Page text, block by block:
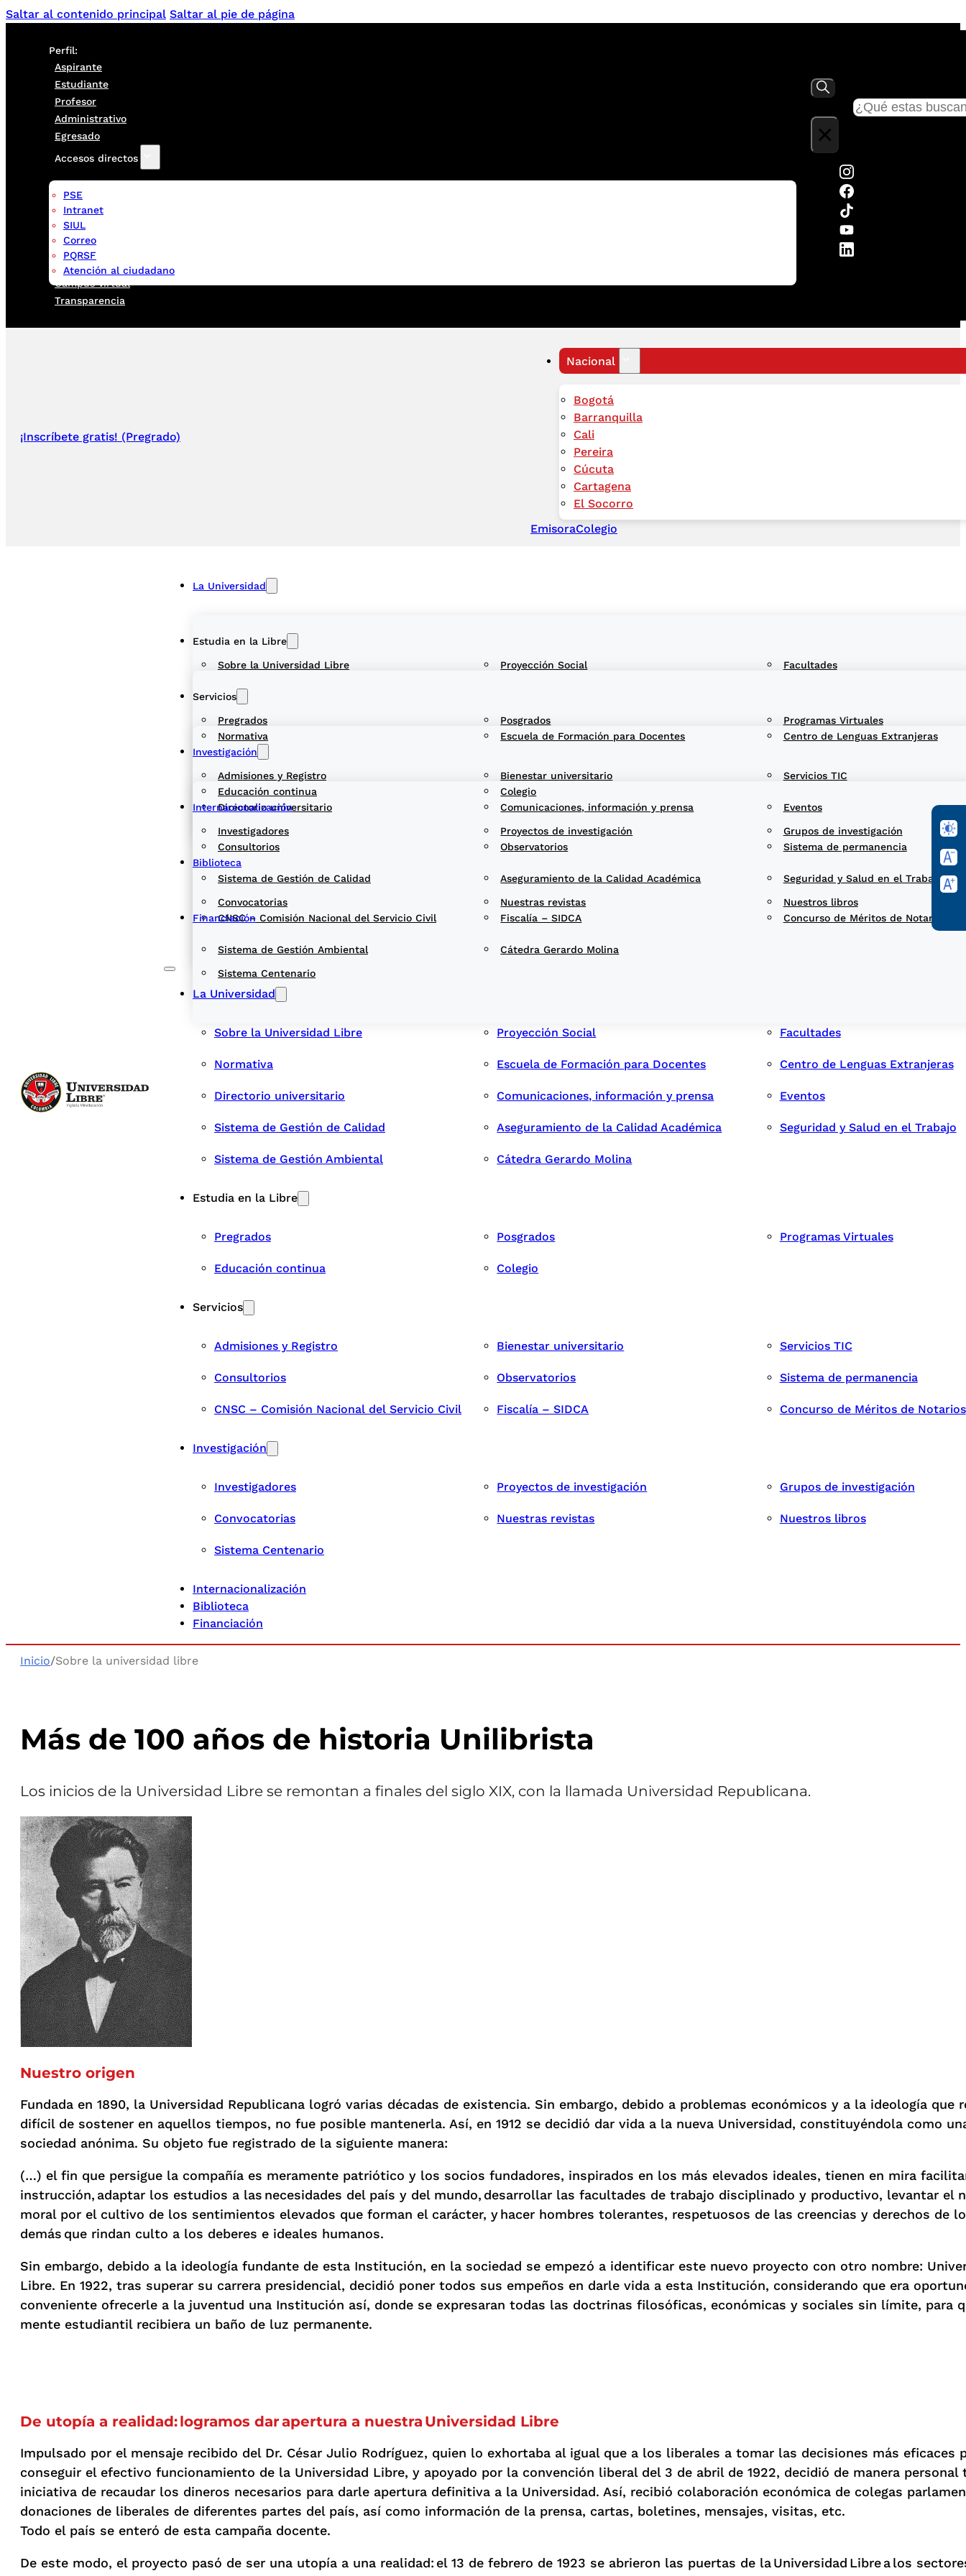
Saltar al contenido principal Saltar al pie de página
Perfil:
Aspirante
Estudiante
Profesor
Administrativo
Egresado
Accesos directos
PSE
Intranet
SIUL
Correo
PQRSF
Atención al ciudadano
Campus virtual
Transparencia
×
¡Inscríbete gratis! (Pregrado)
Nacional
Bogotá
Barranquilla
Cali
Pereira
Cúcuta
Cartagena
El Socorro
EmisoraColegio
La Universidad
Sobre la Universidad Libre Proyección Social Facultades
Normativa Escuela de Formación para Docentes Centro de Lenguas Extranjeras
Directorio universitario Comunicaciones, información y prensa Eventos
Sistema de Gestión de Calidad Aseguramiento de la Calidad Académica Seguridad y Salud en el Trabajo
Sistema de Gestión Ambiental Cátedra Gerardo Molina
Estudia en la Libre
Pregrados Posgrados Programas Virtuales
Educación continua Colegio
Servicios
Admisiones y Registro Bienestar universitario Servicios TIC
Consultorios Observatorios Sistema de permanencia
CNSC – Comisión Nacional del Servicio Civil Fiscalía – SIDCA Concurso de Méritos de Notarios
Investigación
Investigadores Proyectos de investigación Grupos de investigación
Convocatorias Nuestras revistas Nuestros libros
Sistema Centenario
Internacionalización
Biblioteca
Financiación
La Universidad
Sobre la Universidad Libre Proyección Social Facultades
Normativa Escuela de Formación para Docentes Centro de Lenguas Extranjeras
Directorio universitario Comunicaciones, información y prensa Eventos
Sistema de Gestión de Calidad Aseguramiento de la Calidad Académica Seguridad y Salud en el Trabajo
Sistema de Gestión Ambiental Cátedra Gerardo Molina
Estudia en la Libre
Pregrados Posgrados Programas Virtuales
Educación continua Colegio
Servicios
Admisiones y Registro Bienestar universitario Servicios TIC
Consultorios Observatorios Sistema de permanencia
CNSC – Comisión Nacional del Servicio Civil Fiscalía – SIDCA Concurso de Méritos de Notarios
Investigación
Investigadores Proyectos de investigación Grupos de investigación
Convocatorias Nuestras revistas Nuestros libros
Sistema Centenario
Internacionalización
Biblioteca
Financiación
Inicio/Sobre la universidad libre
Más de 100 años de historia Unilibrista
Los inicios de la Universidad Libre se remontan a finales del siglo XIX, con la llamada Universidad Republicana.
Nuestro origen
Fundada en 1890, la Universidad Republicana logró varias décadas de existencia. Sin embargo, debido a problemas económicos y a la ideología que
difícil de sostener en aquellos tiempos, no fue posible mantenerla. Así, en 1912 se decidió dar vida a la nueva Universidad, constituyéndola como
sociedad anónima. Su objeto fue registrado de la siguiente manera:
(…) el fin que persigue la compañía es meramente patriótico y los socios fundadores, inspirados en los más elevados ideales, tienen en mira
instrucción, adaptar los estudios a las necesidades del país y del mundo, desarrollar las facultades de trabajo disciplinado y productivo, levantar el
moral por el cultivo de los sentimientos elevados que forman el carácter, y hacer hombres tolerantes, respetuosos de las creencias y derechos de
demás que rindan culto a los deberes e ideales humanos.
Sin embargo, debido a la ideología fundante de esta Institución, en la sociedad se empezó a identificar este nuevo proyecto con otro nombre:
Libre. En 1922, tras superar su carrera presidencial, decidió poner todos sus empeños en darle vida a esta Institución, considerando que era
conveniente ofrecerle a la juventud una Institución así, donde se expresaran todas las doctrinas filosóficas, económicas y sociales sin límite, para
mente estudiantil recibiera un baño de luz permanente.
De utopía a realidad: logramos dar apertura a nuestra Universidad Libre
Impulsado por el mensaje recibido del Dr. César Julio Rodríguez, quien lo exhortaba al igual que a los liberales a tomar las decisiones más eficaces
conseguir el efectivo funcionamiento de la Universidad Libre, y apoyado por la convención liberal del 3 de abril de 1922, decidió de manera personal
iniciativa de recaudar los dineros necesarios para darle apertura definitiva a la Universidad. Así, recibió colaboración económica de colegas
donaciones de liberales de diferentes partes del país, así como información de la prensa, cartas, boletines, mensajes, visitas, etc.
Todo el país se enteró de esta campaña docente.
De este modo, el proyecto pasó de ser una utopía a una realidad: el 13 de febrero de 1923 se abrieron las puertas de la Universidad Libre a los